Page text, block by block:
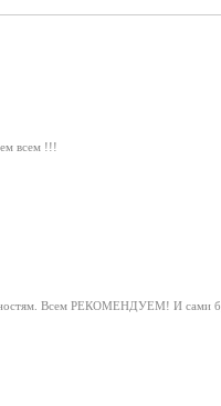
всем !!!
Всем РЕКОМЕНДУЕМ! И сами